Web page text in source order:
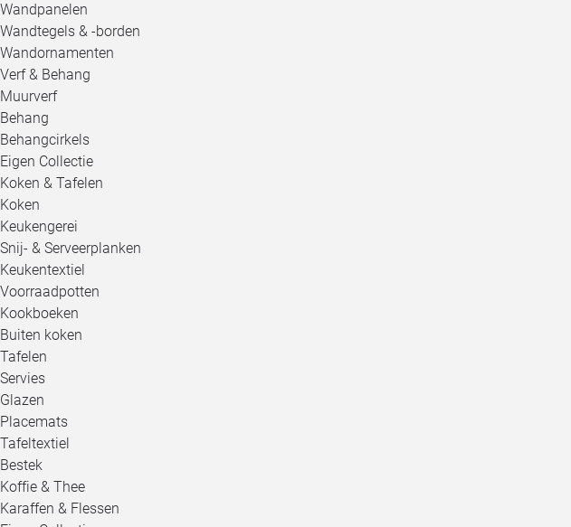
Wandpanelen
Wandtegels & -borden
Wandornamenten
Verf & Behang
Muurverf
Behang
Behangcirkels
Eigen Collectie
Koken & Tafelen
Koken
Keukengerei
Snij- & Serveerplanken
Keukentextiel
Voorraadpotten
Kookboeken
Buiten koken
Tafelen
Servies
Glazen
Placemats
Tafeltextiel
Bestek
Koffie & Thee
Karaffen & Flessen